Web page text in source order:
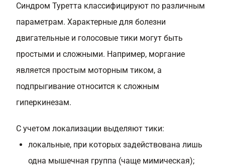
Синдром Туретта классифицируют по различным
параметрам. Характерные для болезни
двигательные и голосовые тики могут быть
простыми и сложными. Например, моргание
является простым моторным тиком, а
подпрыгивание относится к сложным
гиперкинезам.
С учетом локализации выделяют тики:
локальные, при которых задействована лишь
одна мышечная группа (чаще мимическая);